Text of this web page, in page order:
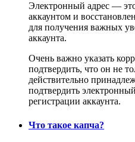
Электронный адрес —
аккаунтом и
для получения важных
аккаунта.
Очень важно указать
подтвердить, что он не
действительно
подтвердить
регистрации аккаунта.
Что такое капча?